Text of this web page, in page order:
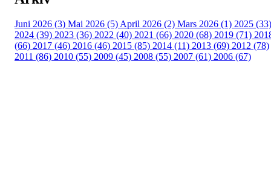
Juni 2026 (3) Mai 2026 (5)April 2026 (2) Mars 2026 (1) 2025 (33)
2024 (39) 2023 (36) 2022 (40) 2021 (66) 2020 (68) 2019 (71)
(66) 2017 (46) 2016 (46) 2015 (85) 2014 (11) 2013 (69) 2012 (78)
2011 (86) 2010 (55) 2009 (45) 2008 (55) 2007 (61) 2006 (67)